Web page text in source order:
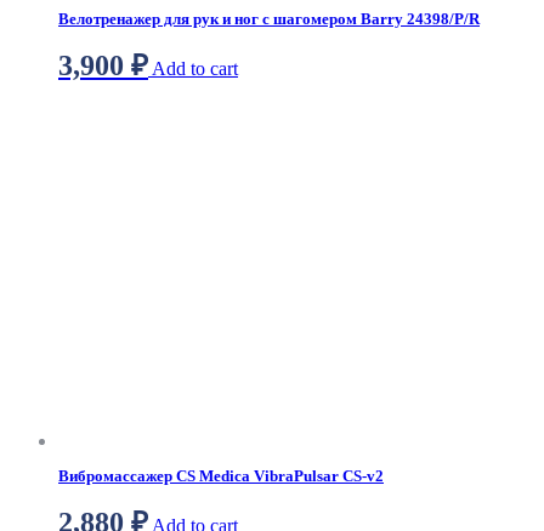
Велотренажер для рук и ног с шагомером Barry 24398/P/R
3,900 ₽ Add to cart
Вибромассажер CS Medica VibraPulsar CS-v2
2,880 ₽ Add to cart